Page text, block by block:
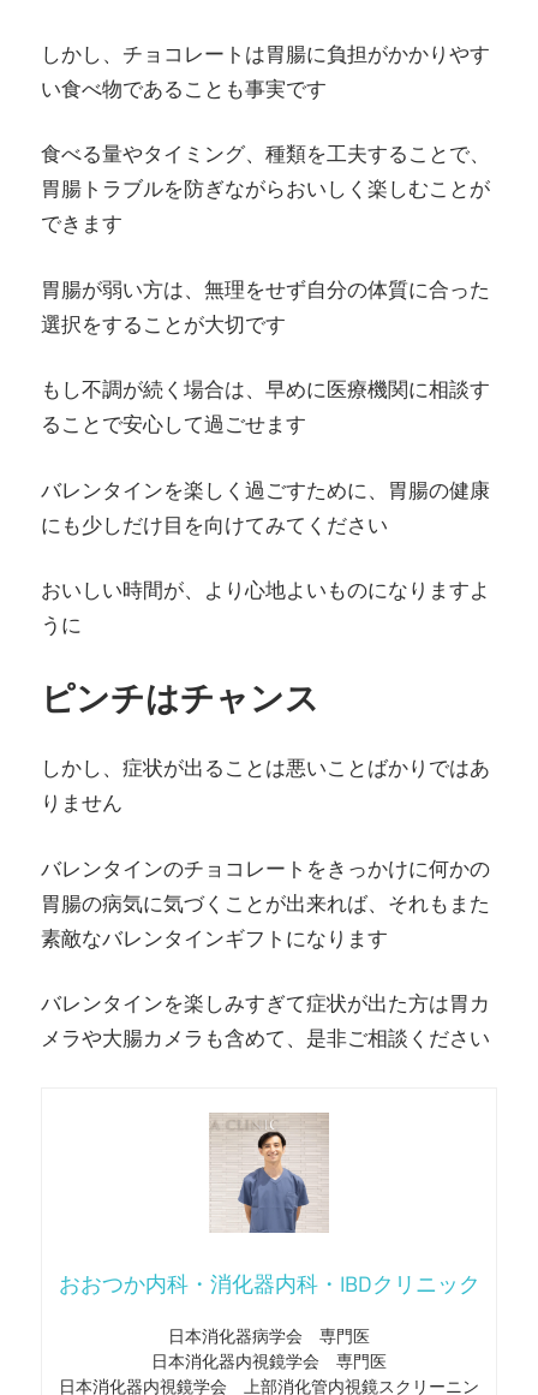
しかし、チョコレートは胃腸に負担がかかりやす
い食べ物であることも事実です
食べる量やタイミング、種類を工夫することで、
胃腸トラブルを防ぎながらおいしく楽しむことが
できます
胃腸が弱い方は、無理をせず自分の体質に合った
選択をすることが大切です
もし不調が続く場合は、早めに医療機関に相談す
ることで安心して過ごせます
バレンタインを楽しく過ごすために、胃腸の健康
にも少しだけ目を向けてみてください
おいしい時間が、より心地よいものになりますよ
うに
ピンチはチャンス
しかし、症状が出ることは悪いことばかりではあ
りません
バレンタインのチョコレートをきっかけに何かの
胃腸の病気に気づくことが出来れば、それもまた
素敵なバレンタインギフトになります
バレンタインを楽しみすぎて症状が出た方は胃カ
メラや大腸カメラも含めて、是非ご相談ください
おおつか内科・消化器内科・IBDクリニック
日本消化器病学会 専門医
日本消化器内視鏡学会 専門医
日本消化器内視鏡学会 上部消化管内視鏡スクリーニン